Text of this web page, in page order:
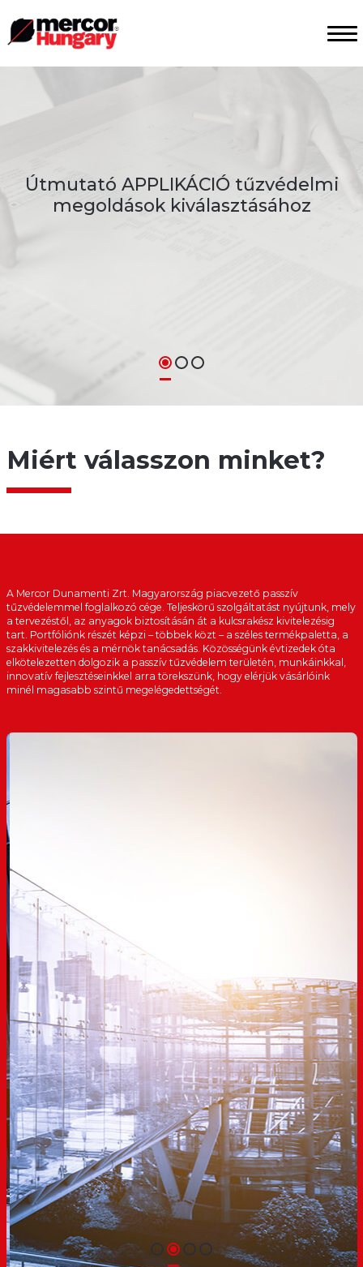
Útmutató APPLIKÁCIÓ tűzvédelmi
megoldások kiválasztásához
Miért válasszon minket?
A Mercor Dunamenti Zrt. Magyarország piacvezető passzív
tűzvédelemmel foglalkozó cége. Teljeskörű szolgáltatást nyújtunk, mely
a tervezéstől, az anyagok biztosításán át a kulcsrakész kivitelezésig
tart. Portfóliónk részét képzi – többek közt – a széles termékpaletta, a
szakkivitelezés és a mérnök tanácsadás. Közösségünk évtizedek óta
elkötelezetten dolgozik a passzív tűzvédelem területén, munkáinkkal,
innovatív fejlesztéseinkkel arra törekszünk, hogy elérjük vásárlóink
minél magasabb szintű megelégedettségét.